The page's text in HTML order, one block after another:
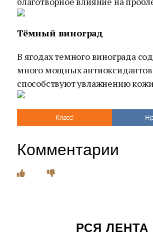
Тёмный виноград
В ягодах темного винограда
много мощных
способствуют увлажнению
Класс!
Комментарии
РСЯ ЛЕНТА